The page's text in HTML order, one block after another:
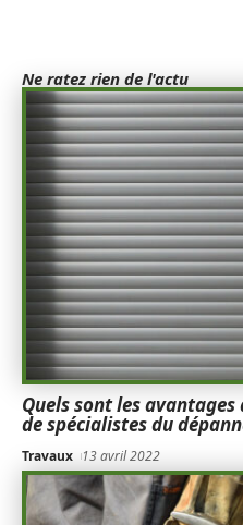
Ne ratez rien de l'actu
Quels sont les
de spécialistes du
Travaux 13 avril 2022